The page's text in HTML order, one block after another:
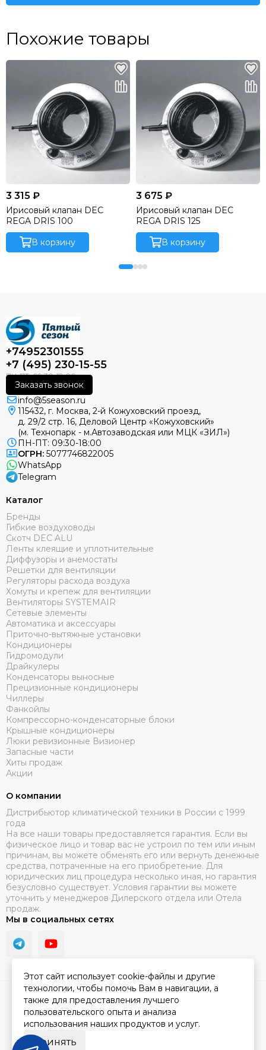
Похожие товары
3 315 ₽
Ирисовый клапан DEC
REGA DRIS 100
В корзину
3 675 ₽
Ирисовый клапан DEC
REGA DRIS 125
В корзину
+74952301555
+7 (495) 230-15-55
Заказать звонок
info@5season.ru
115432, г. Москва, 2-й Кожуховский проезд,
д. 29/2 стр. 16, Деловой Центр «Кожуховский»
(м. Технопарк - м.Автозаводская или МЦК «ЗИЛ»)
ПН-ПТ: 09:30-18:00
ОГРН: 5077746822005
WhatsApp
Telegram
Каталог
Бренды
Гибкие воздуховоды
Скотч DEC ALU
Ленты клеящие и уплотнительные
Диффузоры и анемостаты
Решетки для вентиляции
Регуляторы расхода воздуха
Хомуты и крепеж для вентиляции
Вентиляторы SYSTEMAIR
Сетевые элементы
Автоматика и аксессуары
Приточно-вытяжные установки
Кондиционеры
Гидромодули
Драйкулеры
Конденсаторы выносные
Прецизионные кондиционеры
Чиллеры
Фанкойлы
Компрессорно-конденсаторные блоки
Крышные кондиционеры
Люки ревизионные Визионер
Запасные части
Хиты продаж
Акции
О компании
Дистрибьютор климатической техники в России с 1999
года
На все наши товары предоставляется гарантия. Если вы
физическое лицо и товар вас не устроил по тем или иным
причинам, вы можете обменять его или вернуть денежные
средства, потраченные на его приобретение. Для
юридических лиц процедура несколько иная, но гарантия
безусловно существует. Условия гарантии вы можете
уточнить у менеджеров Дилерского отдела или Отела
продаж.
Мы в социальных сетях
2026 © ПЯТЫЙ СЕЗОН.Карта сайта
Этот сайт использует cookie-файлы и другие
технологии, чтобы помочь Вам в навигации, а
также для предоставления лучшего
пользовательского опыта и анализа
использования наших продуктов и услуг.
Принять